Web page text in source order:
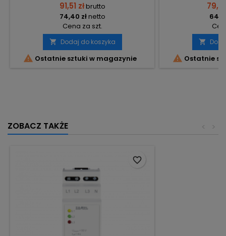
91,51 złbrutto
74,40 złnetto
Cena za szt.
 Dodaj do koszyka
 Ostatnie sztuki w magazynie

 Ostatnie
ZOBACZ TAKŻE >
<
favorite_border